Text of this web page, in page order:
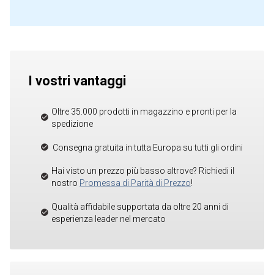
I vostri vantaggi
Oltre 35.000 prodotti in magazzino e pronti per la
spedizione
Consegna gratuita in tutta Europa su tutti gli ordini
Hai visto un prezzo più basso altrove? Richiedi il
nostro Promessa di Parità di Prezzo!
Qualità affidabile supportata da oltre 20 anni di
esperienza leader nel mercato